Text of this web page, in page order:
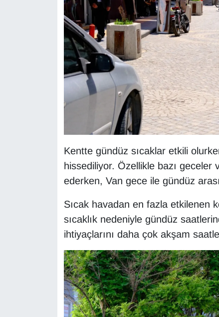
Kentte gündüz sıcaklar etkili
hissediliyor. Özellikle bazı
ederken, Van gece ile gündüz
Sıcak havadan en fazla etkilenen
sıcaklık nedeniyle gündüz
ihtiyaçlarını daha çok akşam
VAN'DA SPOR